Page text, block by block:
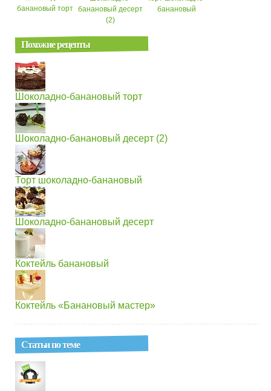
банановый торт
банановый десерт
(2)
банановый
Похожие рецепты
Шоколадно-банановый торт
Шоколадно-банановый десерт (2)
Торт шоколадно-банановый
Шоколадно-банановый десерт
Коктейль банановый
Коктейль «Банановый мастер»
Статьи по теме